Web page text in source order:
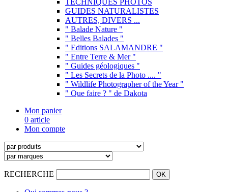
TECHNIQUES PHOTOS
GUIDES NATURALISTES
AUTRES, DIVERS ...
" Balade Nature "
" Belles Balades "
" Editions SALAMANDRE "
" Entre Terre & Mer "
" Guides géologiques "
" Les Secrets de la Photo .... "
" Wildlife Photographer of the Year "
" Que faire ? " de Dakota
Mon panier
0 article
Mon compte
RECHERCHE